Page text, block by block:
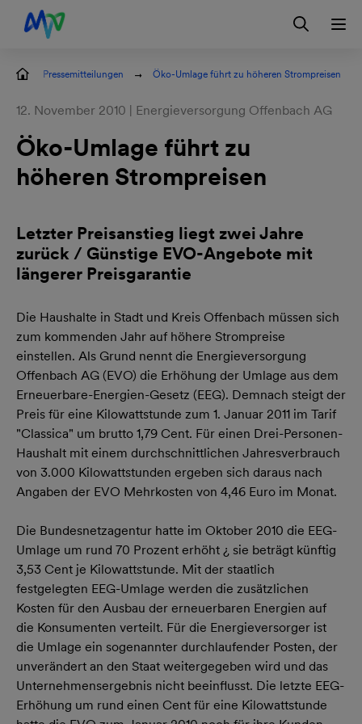
Zur Hauptnavigation springen
Zum Hauptinhalt springen
Zur Footernavigation springen
Kontakt EN Login
Pressemitteilungen Öko-Umlage führt zu höheren Strompreisen
12. November 2010 | Energieversorgung Offenbach AG
Öko-Umlage führt zu
höheren Strompreisen
Letzter Preisanstieg liegt zwei Jahre
zurück / Günstige EVO-Angebote mit
längerer Preisgarantie
Die Haushalte in Stadt und Kreis Offenbach müssen sich
zum kommenden Jahr auf höhere Strompreise
einstellen. Als Grund nennt die Energieversorgung
Offenbach AG (EVO) die Erhöhung der Umlage aus dem
Erneuerbare-Energien-Gesetz (EEG). Demnach steigt der
Preis für eine Kilowattstunde zum 1. Januar 2011 im Tarif
"Classica" um brutto 1,79 Cent. Für einen Drei-Personen-
Haushalt mit einem durchschnittlichen Jahresverbrauch
von 3.000 Kilowattstunden ergeben sich daraus nach
Angaben der EVO Mehrkosten von 4,46 Euro im Monat.
Die Bundesnetzagentur hatte im Oktober 2010 die EEG-
Umlage um rund 70 Prozent erhöht ¿ sie beträgt künftig
3,53 Cent je Kilowattstunde. Mit der staatlich
festgelegten EEG-Umlage werden die zusätzlichen
Kosten für den Ausbau der erneuerbaren Energien auf
die Konsumenten verteilt. Für die Energieversorger ist
die Umlage ein sogenannter durchlaufender Posten, der
unverändert an den Staat weitergegeben wird und das
Unternehmensergebnis nicht beeinflusst. Die letzte EEG-
Erhöhung um rund einen Cent für eine Kilowattstunde